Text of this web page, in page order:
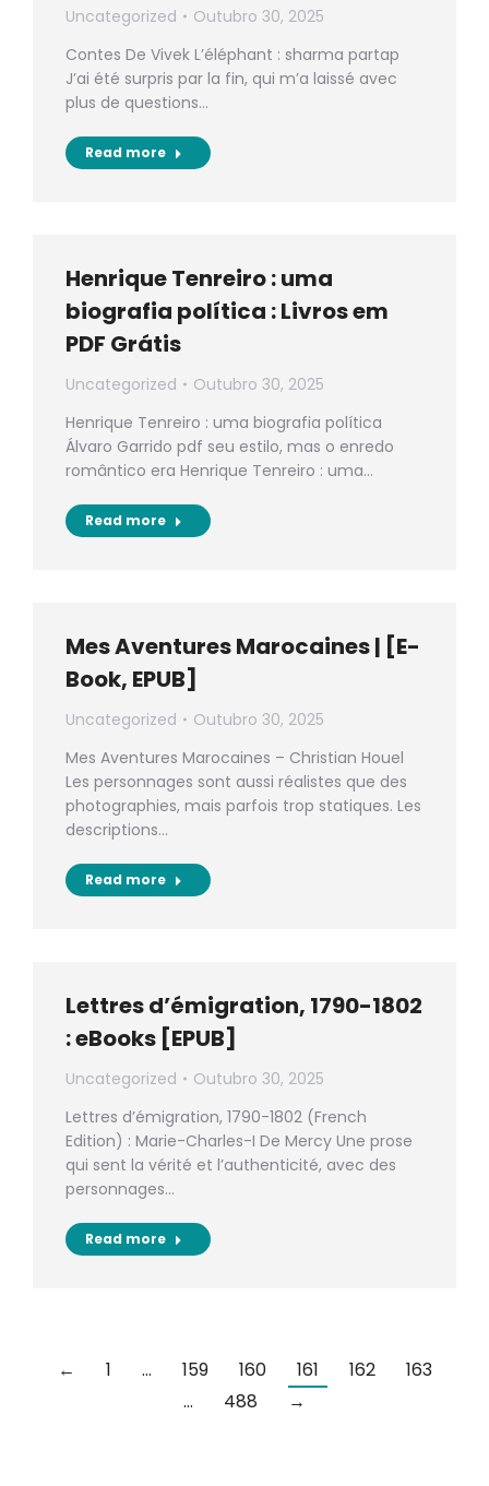
Uncategorized
Outubro 30, 2025
Contes De Vivek L’éléphant : sharma partap
J’ai été surpris par la fin, qui m’a laissé avec
plus de questions…
Read more
Henrique Tenreiro : uma
biografia política : Livros em
PDF Grátis
Uncategorized
Outubro 30, 2025
Henrique Tenreiro : uma biografia política
Álvaro Garrido pdf seu estilo, mas o enredo
romântico era Henrique Tenreiro : uma…
Read more
Mes Aventures Marocaines | [E-
Book, EPUB]
Uncategorized
Outubro 30, 2025
Mes Aventures Marocaines – Christian Houel
Les personnages sont aussi réalistes que des
photographies, mais parfois trop statiques. Les
descriptions…
Read more
Lettres d’émigration, 1790-1802
: eBooks [EPUB]
Uncategorized
Outubro 30, 2025
Lettres d’émigration, 1790-1802 (French
Edition) : Marie-Charles-I De Mercy Une prose
qui sent la vérité et l’authenticité, avec des
personnages…
Read more
← 1 … 159 160 161 162
163
…
488 →